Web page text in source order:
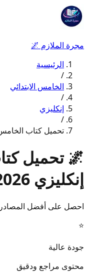
مجرة الملازم 🌌
الرئيسية
/
الخامس الابتدائي
/
إنكليزي
/
تحميل كتاب الخامس
🌌 تحميل
إنكليزي 2026
احصل على أفضل المصادر
⭐
جودة عالية
محتوى مراجع ودقيق